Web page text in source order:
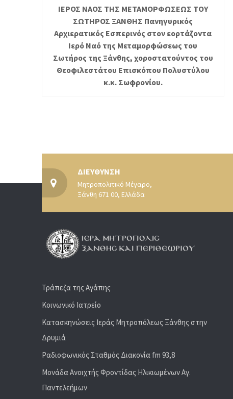
ΙΕΡΟΣ ΝΑΟΣ ΤΗΣ ΜΕΤΑΜΟΡΦΩΣΕΩΣ ΤΟΥ
ΣΩΤΗΡΟΣ ΞΑΝΘΗΣ Πανηγυρικός
Αρχιερατικός Εσπερινός στον εορτάζοντα
Ιερό Ναό της Μεταμορφώσεως του
Σωτήρος της Ξάνθης, χοροστατούντος του
Θεοφιλεστάτου Επισκόπου Πολυστύλου
κ.κ. Σωφρονίου.
ΔΙΕΥΘΥΝΣΗ
Μητροπολιτικό Μέγαρο,
Ξάνθη 671 00, Ελλάδα
Τράπεζα της Αγάπης
Κοινωνικό Ιατρείο
Κατασκηνώσεις Ιεράς Μητροπόλεως Ξάνθης στην
Δρυμιά
Ραδιoφωνικός Σταθμός Διακονία fm 93,8
Μονάδα Ανοιχτής Φροντίδας Ηλικιωμένων Αγ.
Παντελεήμων